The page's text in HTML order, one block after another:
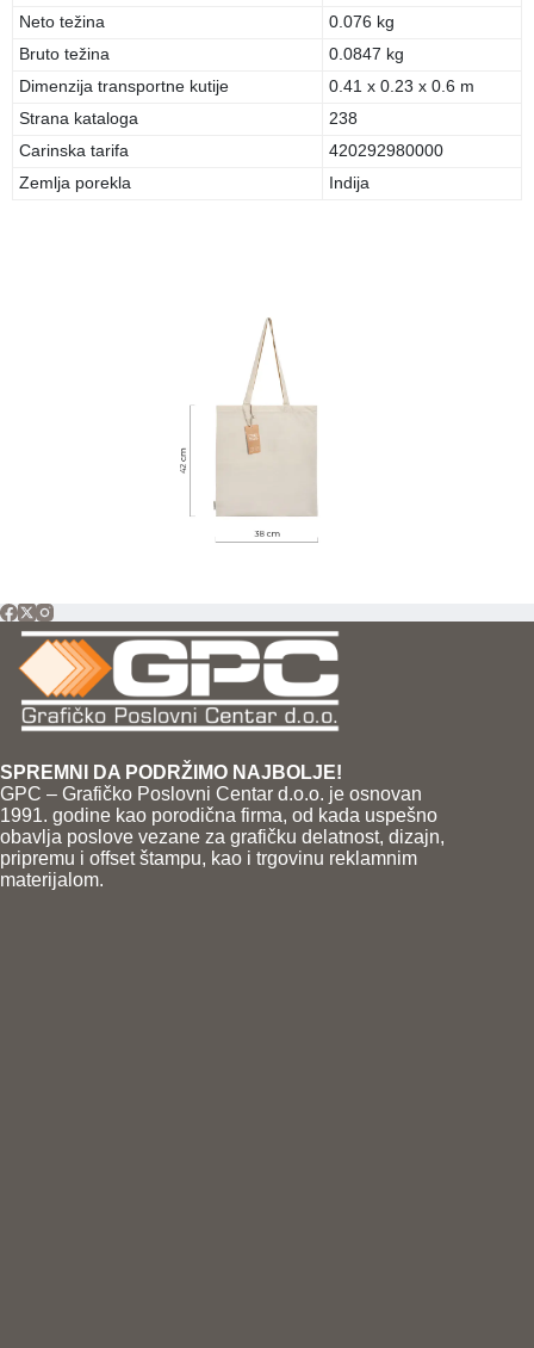
Neto težina
0.076 kg
Bruto težina
0.0847 kg
Dimenzija transportne kutije
0.41 x 0.23 x 0.6 m
Strana kataloga
238
Carinska tarifa
420292980000
Zemlja porekla
Indija
SPREMNI DA PODRŽIMO NAJBOLJE!
GPC – Grafičko Poslovni Centar d.o.o. je osnovan
1991. godine kao porodična firma, od kada uspešno
obavlja poslove vezane za grafičku delatnost, dizajn,
pripremu i offset štampu, kao i trgovinu reklamnim
materijalom.